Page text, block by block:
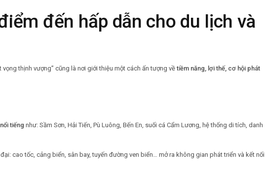
đến hấp dẫn cho du lịch và
thịnh vượng” cũng là nơi giới thiệu một cách ấn tượng về tiềm năng, lợi thế, cơ hội phát
tiếng như: Sầm Sơn, Hải Tiến, Pù Luông, Bến En, suối cá Cẩm Lương, hệ thống di tích, danh
đại: cao tốc, cảng biển, sân bay, tuyến đường ven biển… mở ra không gian phát triển và kết nối